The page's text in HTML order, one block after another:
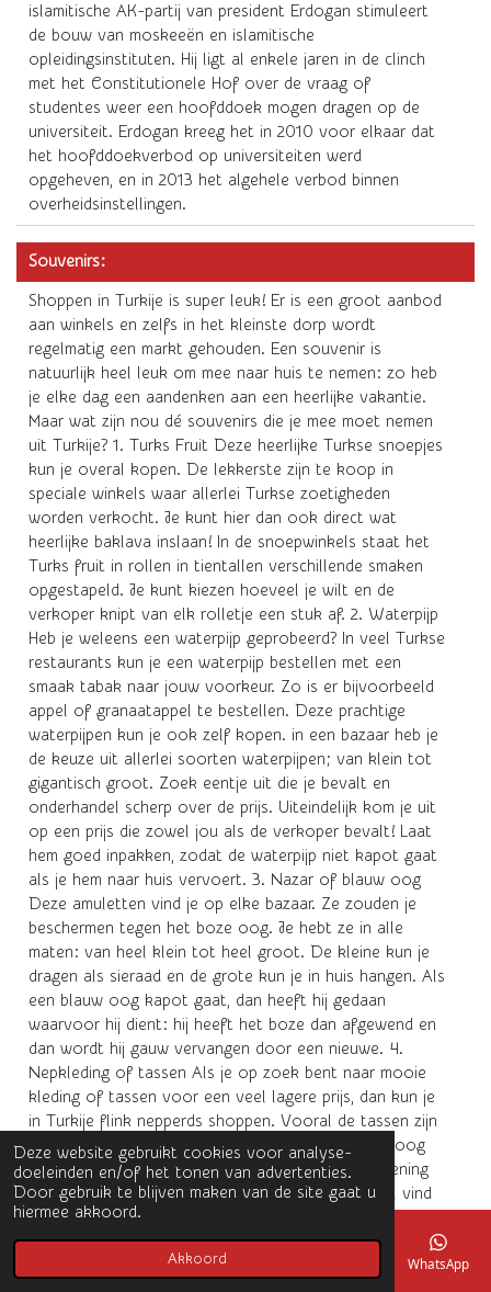
Deze website gebruikt cookies voor analyse-
doeleinden en/of het tonen van advertenties.
Door gebruik te blijven maken van de site gaat u
hiermee akkoord.
Akkoord
islamitische AK-partij van president Erdogan stimuleert
de bouw van moskeeën en islamitische
opleidingsinstituten. Hij ligt al enkele jaren in de clinch
met het Constitutionele Hof over de vraag of
studentes weer een hoofddoek mogen dragen op de
universiteit. Erdogan kreeg het in 2010 voor elkaar dat
het hoofddoekverbod op universiteiten werd
opgeheven, en in 2013 het algehele verbod binnen
overheidsinstellingen.
Souvenirs:
Shoppen in Turkije is super leuk! Er is een groot aanbod
aan winkels en zelfs in het kleinste dorp wordt
regelmatig een markt gehouden. Een souvenir is
natuurlijk heel leuk om mee naar huis te nemen: zo heb
je elke dag een aandenken aan een heerlijke vakantie.
Maar wat zijn nou dé souvenirs die je mee moet nemen
uit Turkije? 1. Turks Fruit Deze heerlijke Turkse snoepjes
kun je overal kopen. De lekkerste zijn te koop in
speciale winkels waar allerlei Turkse zoetigheden
worden verkocht. Je kunt hier dan ook direct wat
heerlijke baklava inslaan! In de snoepwinkels staat het
Turks fruit in rollen in tientallen verschillende smaken
opgestapeld. Je kunt kiezen hoeveel je wilt en de
verkoper knipt van elk rolletje een stuk af. 2. Waterpijp
Heb je weleens een waterpijp geprobeerd? In veel Turkse
restaurants kun je een waterpijp bestellen met een
smaak tabak naar jouw voorkeur. Zo is er bijvoorbeeld
appel of granaatappel te bestellen. Deze prachtige
waterpijpen kun je ook zelf kopen. in een bazaar heb je
de keuze uit allerlei soorten waterpijpen; van klein tot
gigantisch groot. Zoek eentje uit die je bevalt en
onderhandel scherp over de prijs. Uiteindelijk kom je uit
op een prijs die zowel jou als de verkoper bevalt! Laat
hem goed inpakken, zodat de waterpijp niet kapot gaat
als je hem naar huis vervoert. 3. Nazar of blauw oog
Deze amuletten vind je op elke bazaar. Ze zouden je
beschermen tegen het boze oog. Je hebt ze in alle
maten: van heel klein tot heel groot. De kleine kun je
dragen als sieraad en de grote kun je in huis hangen. Als
een blauw oog kapot gaat, dan heeft hij gedaan
waarvoor hij dient: hij heeft het boze dan afgewend en
dan wordt hij gauw vervangen door een nieuwe. 4.
Nepkleding of tassen Als je op zoek bent naar mooie
kleding of tassen voor een veel lagere prijs, dan kun je
in Turkije flink nepperds shoppen. Vooral de tassen zijn
meestal prachtig nagemaakt en zo met het blote oog
niet van echt te onderscheiden. Houdt er wel rekening
mee dat je niet alles mee mag nemen, in dit artikel vind
je de douaneregels. 5. Leer 6. Turks tapijt Het ultieme
souvenir en ontzettend hip op dit moment is een Turks
tapijt. Voor elk budget is er wel een en voor kwaliteit
Telefoonnummer WhatsApp